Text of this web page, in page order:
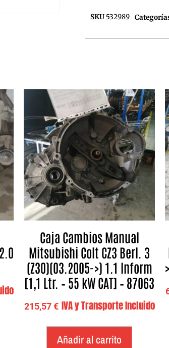
SKU 532989
Caja Cambios Manual
Mitsubishi Colt CZ3 Berl. 3
(Z30)(03.2005->) 1.1 Inform
[1,1 Ltr. – 55 kW CAT] – 87063
215,57€ IVA y Transporte Incluido
Añadir al carrito